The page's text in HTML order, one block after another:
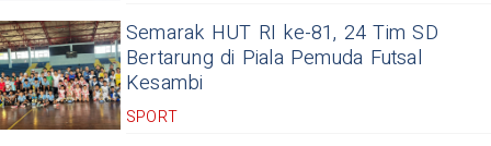
Semarak HUT RI ke-81, 24 Tim SD
Bertarung di Piala Pemuda Futsal
Kesambi
SPORT